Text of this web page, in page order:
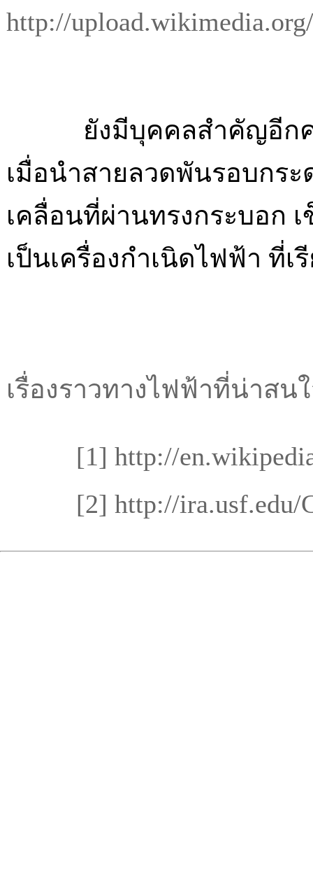
http://
ยังมีบุคคลสำคัญอีกคนหนึ่
เมื่อนำสายลวดพันรอบกร
เคลื่อนที่ผ่านทรงกระบอก
เป็นเครื่องกำเนิดไฟฟ้า ที่
เรื่องราวทางไฟฟ้าที่น่าสน
[1] http://
[2] http://ira.usf.edu/